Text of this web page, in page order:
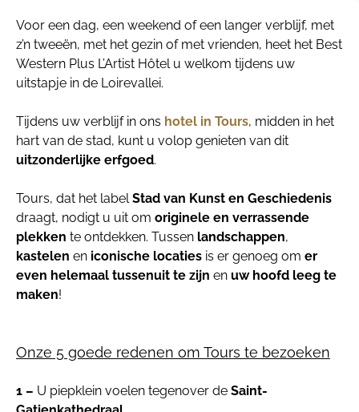
Voor een dag, een weekend of een langer verblijf, met
z’n tweeën, met het gezin of met vrienden, heet het Best
Western Plus L’Artist Hôtel u welkom tijdens uw
uitstapje in de Loirevallei.
Tijdens uw verblijf in ons hotel in Tours, midden in het
hart van de stad, kunt u volop genieten van dit
uitzonderlijke erfgoed.
Tours, dat het labelStad van Kunst en Geschiedenis
draagt, nodigt u uit om originele en verrassende
plekken te ontdekken. Tussen landschappen,
kastelen en iconische locaties is er genoeg om er
even helemaal tussenuit te zijn en uw hoofd leeg te
maken!
Onze 5 goede redenen om Tours te bezoeken
1 – U piepklein voelen tegenover de Saint-